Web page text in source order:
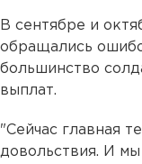
В сентябре и
обращались
большинство
выплат.
"Сейчас главная
довольствия. И